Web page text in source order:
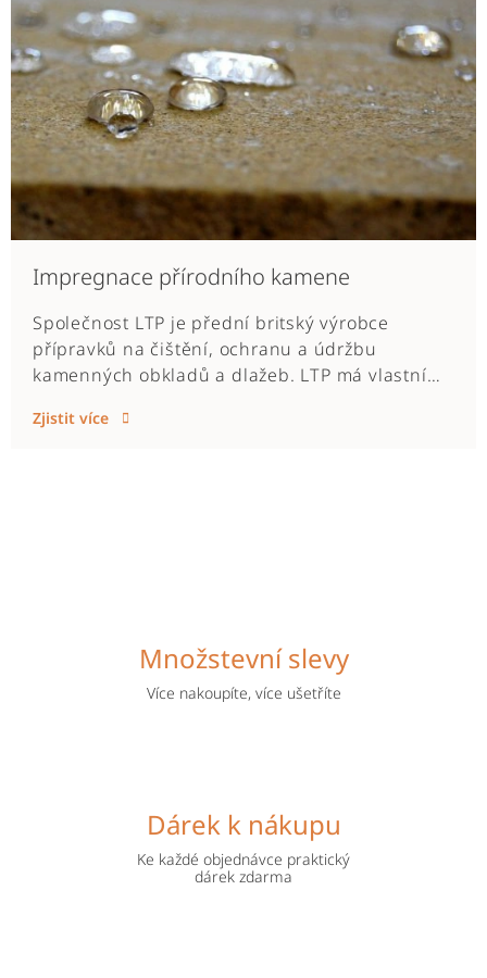
například hydroizolací. Firma Tilemaster
pocházející z Velké Británie má za sebou mnoho
let výzkumu a vývoje a dle našich praktických
zkušeností patří zaslouženě mezi špičky na
trhu.
Impregnace přírodního kamene
Společnost LTP je přední britský výrobce
přípravků na čištění, ochranu a údržbu
kamenných obkladů a dlažeb. LTP má vlastní
přizpůsobit výrobky tak, aby řešily problémy
Zjistit více
Množstevní slevy
Více nakoupíte, více ušetříte
Dárek k nákupu
Ke každé objednávce praktický
dárek zdarma